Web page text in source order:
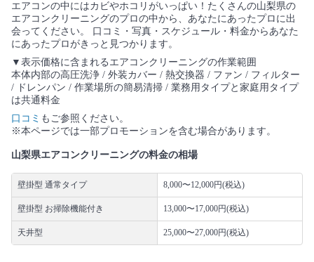
エアコンの中にはカビやホコリがいっぱい！たくさんの山梨県の
エアコンクリーニングのプロの中から、あなたにあったプロに出
会ってください。 口コミ・写真・スケジュール・料金からあなた
にあったプロがきっと見つかります。
▼表示価格に含まれるエアコンクリーニングの作業範囲
本体内部の高圧洗浄 / 外装カバー / 熱交換器 / ファン / フィルター
/ ドレンパン / 作業場所の簡易清掃 / 業務用タイプと家庭用タイプ
は共通料金
口コミ もご参照ください。
※本ページでは一部プロモーションを含む場合があります。
山梨県エアコンクリーニングの料金の相場
壁掛型 通常タイプ 8,000〜12,000円(税込)
壁掛型 お掃除機能付き 13,000〜17,000円(税込)
天井型 25,000〜27,000円(税込)